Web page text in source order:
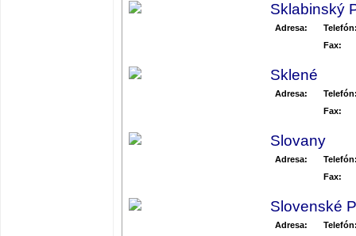
Sklabinský
Adresa:
Fax:
Sklené
Adresa:
Fax:
Slovany
Adresa:
Fax:
Slovenské
Adresa: